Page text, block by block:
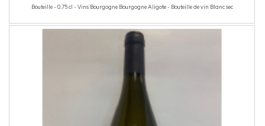
Bouteille - 0.75 cl - Vins Bourgogne Bourgogne Aligote - Bouteille de vin Blanc sec